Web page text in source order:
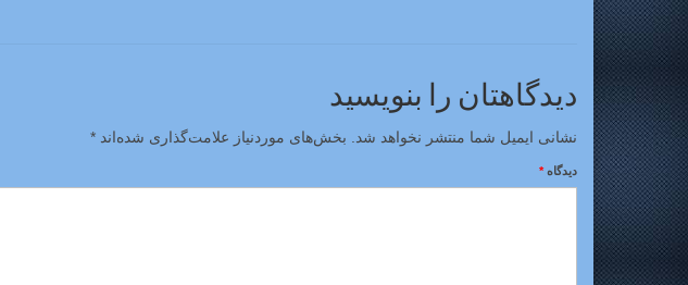
دیدگاهتان را بنویسید
نشانی ایمیل شما منتشر نخواهد شد. بخش‌های موردنیاز علامت‌گذاری شده‌اند *
دیدگاه*